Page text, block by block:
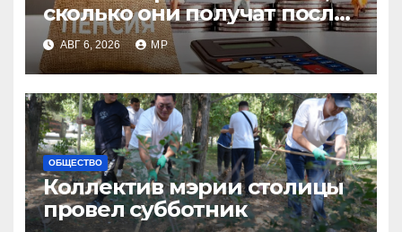
сколько они получат после
индексации
АВГ 6, 2026 MP
ОБЩЕСТВО
Коллектив мэрии столицы
провел субботник